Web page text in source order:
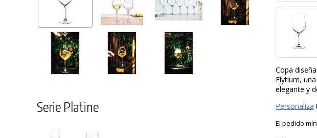
Serie Platine
Copa
Elytium,
elegante y
Personaliza
El pedido